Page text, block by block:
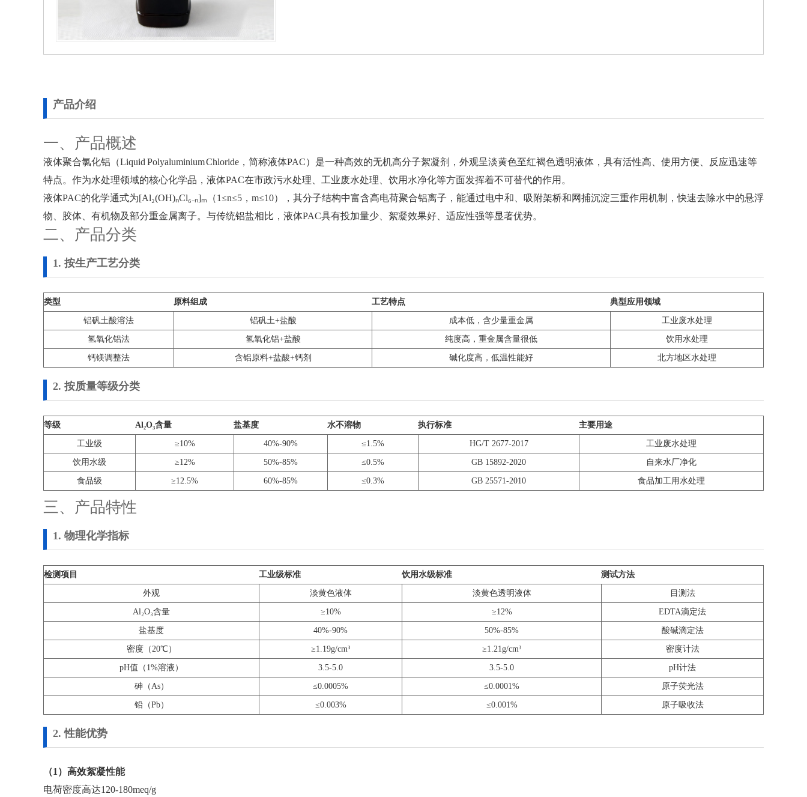
产品介绍
一、产品概述
液体聚合氯化铝（Liquid Polyaluminium Chloride，简称液体PAC）是一种高效的无机高分子絮凝剂，外观呈淡黄色至红褐色透明液体，具有活性高、使用方便、反应迅速等
特点。作为水处理领域的核心化学品，液体PAC在市政污水处理、工业废水处理、饮用水净化等方面发挥着不可替代的作用。
液体PAC的化学通式为[Al₂(OH)ₙCl₆₋ₙ]ₘ（1≤n≤5，m≤10），其分子结构中富含高电荷聚合铝离子，能通过电中和、吸附架桥和网捕沉淀三重作用机制，快速去除水中的悬浮
物、胶体、有机物及部分重金属离子。与传统铝盐相比，液体PAC具有投加量少、絮凝效果好、适应性强等显著优势。
二、产品分类
1. 按生产工艺分类
类型 原料组成 工艺特点 典型应用领域
铝矾土酸溶法 铝矾土+盐酸 成本低，含少量重金属 工业废水处理
氢氧化铝法 氢氧化铝+盐酸 纯度高，重金属含量很低 饮用水处理
钙镁调整法 含铝原料+盐酸+钙剂 碱化度高，低温性能好 北方地区水处理
2. 按质量等级分类
等级 Al₂O₃含量 盐基度 水不溶物 执行标准 主要用途
工业级 ≥10% 40%-90% ≤1.5% HG/T 2677-2017 工业废水处理
饮用水级 ≥12% 50%-85% ≤0.5% GB 15892-2020 自来水厂净化
食品级 ≥12.5% 60%-85% ≤0.3% GB 25571-2010 食品加工用水处理
三、产品特性
1. 物理化学指标
检测项目 工业级标准 饮用水级标准 测试方法
外观 淡黄色液体 淡黄色透明液体 目测法
Al₂O₃含量 ≥10% ≥12% EDTA滴定法
盐基度 40%-90% 50%-85% 酸碱滴定法
密度（20℃） ≥1.19g/cm³ ≥1.21g/cm³ 密度计法
pH值（1%溶液） 3.5-5.0 3.5-5.0 pH计法
砷（As） ≤0.0005% ≤0.0001% 原子荧光法
铅（Pb） ≤0.003% ≤0.001% 原子吸收法
2. 性能优势
（1）高效絮凝性能
电荷密度高达120-180meq/g